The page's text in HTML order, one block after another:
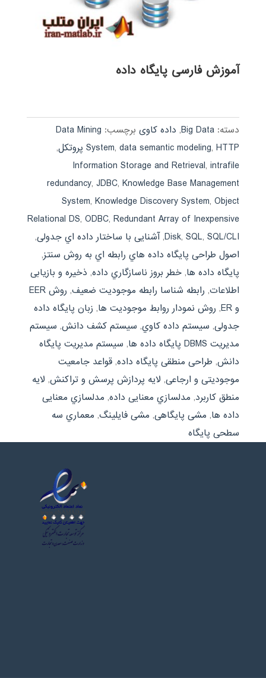
آموزش فارسی پایگاه داده
دسته: Big Data
, داده کاوی برچسب: Data Mining
System,data semantic modeling,HTTP پروتکل
,
Information Storage and Retrieval,intrafile
redundancy,JDBC,Knowledge Base Management
System,Knowledge Discovery System,Object
Relational DS,ODBC,Redundant Array of Inexpensive
Disk,SQL,SQL/CLI
,آشنایی با ساختار داده اي جدولی,
اصول طراحی پایگاه داده هاي رابطه اي به روش سنتز,
پایگاه داده ها, خطر بروز ناسازگاري داده, ذخیره و بازیابی
اطلاعات, رابطه شناسا رابطه موجودیت ضعیف,
روش EER
و ER
, روش نمودار روابط موجودیت ها, زبان پایگاه داده
جدولی, سیستم داده کاوي, سیستم کشف دانش, سیستم
مدیریت DBMS پایگاه داده ها
, سیستم مدیریت پایگاه
دانش, طراحی منطقی پایگاه داده, قواعد جامعیت
موجودیتی و ارجاعی, لایه پردازش پرسش و تراکنش, لایه
منطق کاربرد, مدلسازي معنایی داده, مدلسازي معنایی
داده ها, مشی پایگاهی, مشی فایلینگ, معماري سه
سطحی پایگاه